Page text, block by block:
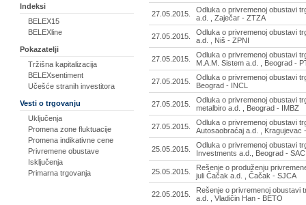
Indeksi
BELEX15
BELEXline
Pokazatelji
Tržišna kapitalizacija
BELEXsentiment
Učešće stranih investitora
Vesti o trgovanju
Uključenja
Promena zone fluktuacije
Promena indikativne cene
Privremene obustave
Isključenja
Primarna trgovanja
27.05.2015.
Odluka o privremenoj obustavi
a.d. , Zaječar - ZTZA
27.05.2015.
Odluka o privremenoj obustavi
a.d. , Niš - ZPNI
27.05.2015.
Odluka o privremenoj obustavi
M.A.M. Sistem a.d. , Beograd -
27.05.2015.
Odluka o privremenoj obustavi
Beograd - INCL
27.05.2015.
Odluka o privremenoj obustavi
metalbiro a.d. , Beograd - IMBZ
27.05.2015.
Odluka o privremenoj obustavi
Autosaobraćaj a.d. , Kragujevac
25.05.2015.
Odluka o privremenoj obustavi
Investments a.d., Beograd -
25.05.2015.
Rešenje o produženju
juli Čačak a.d. , Čačak - SJCA
22.05.2015.
Rešenje o privremenoj obustavi
a.d. , Vladičin Han - BETO